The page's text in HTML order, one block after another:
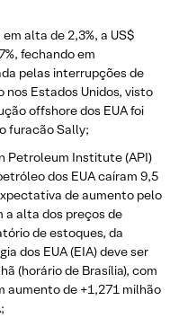
alta de 2,3%, a US$
fechando em
pelas interrupções de
Estados Unidos, visto
offshore dos EUA foi
furacão Sally;
Petroleum Institute (API)
dos EUA caíram 9,5
de aumento pelo
a alta dos preços de
de estoques, da
dos EUA (EIA) deve ser
(horário de Brasília), com
aumento de +1,271 milhão